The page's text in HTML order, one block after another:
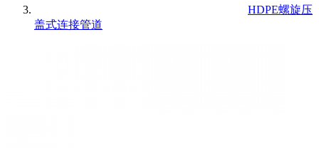
HDPE螺旋压
盖式连接管道